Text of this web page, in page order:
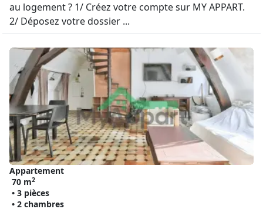
au logement ? 1/ Créez votre compte sur MY APPART.
2/ Déposez votre dossier ...
Appartement
70 m2
• 3 pièces
• 2 chambres